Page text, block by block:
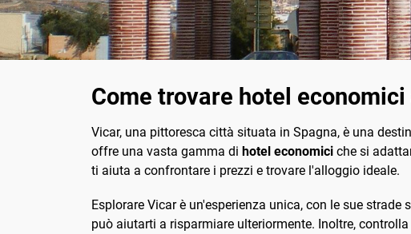
Come trovare hotel
Vicar, una pittoresca città situata in Spagna, è una
offre una vasta gamma di hotel economici che si
ti aiuta a confrontare i prezzi e trovare l'alloggio ideale.
Esplorare Vicar è un'esperienza unica, con le sue
può aiutarti a risparmiare ulteriormente. Inoltre,